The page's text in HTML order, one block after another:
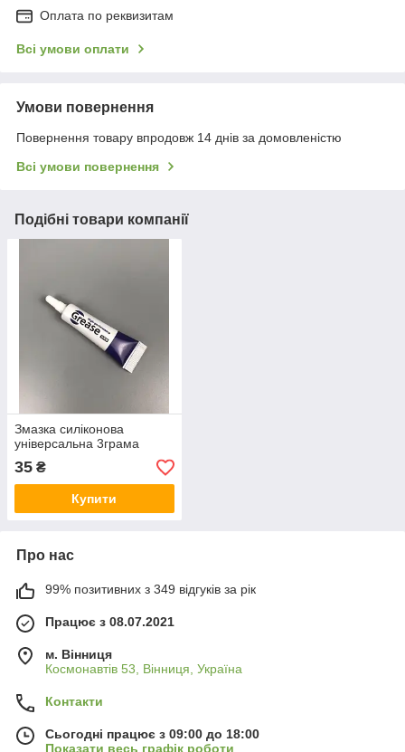
Оплата по реквизитам
Всі умови оплати
Умови повернення
Повернення товару впродовж 14 днів за домовленістю
Всі умови повернення
Подібні товари компанії
Змазка силіконова
універсальна 3грама
35 ₴
Купити
Про нас
99% позитивних з 349 відгуків за рік
Працює з 08.07.2021
м. Вінниця
Космонавтів 53, Вінниця, Україна
Контакти
Сьогодні працює з 09:00 до 18:00
Показати весь графік роботи